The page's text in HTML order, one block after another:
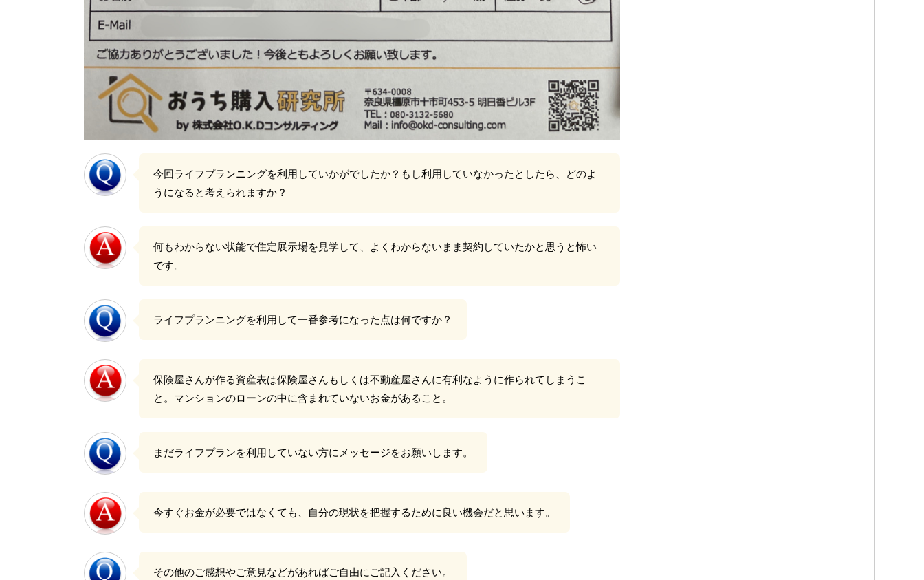
今回ライフプランニングを利用していかがでしたか？もし利用していなかったとしたら、どのよ
うになると考えられますか？
何もわからない状能で住定展示場を見学して、よくわからないまま契約していたかと思うと怖い
です。
ライフプランニングを利用して一番参考になった点は何ですか？
保険屋さんが作る資産表は保険屋さんもしくは不動産屋さんに有利なように作られてしまうこ
と。マンションのローンの中に含まれていないお金があること。
まだライフプランを利用していない方にメッセージをお願いします。
今すぐお金が必要ではなくても、自分の現状を把握するために良い機会だと思います。
その他のご感想やご意見などがあればご自由にご記入ください。